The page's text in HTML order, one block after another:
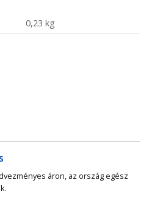
0,23 kg
áron, az ország egész